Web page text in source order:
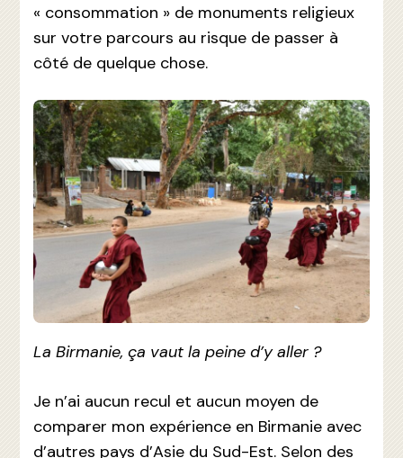
« consommation » de monuments religieux
sur votre parcours au risque de passer à
côté de quelque chose.
La Birmanie, ça vaut la peine d’y aller ?
Je n’ai aucun recul et aucun moyen de
comparer mon expérience en Birmanie avec
d’autres pays d’Asie du Sud-Est. Selon des